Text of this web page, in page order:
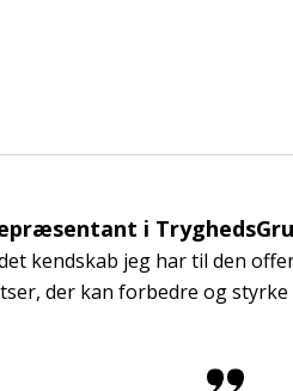
i
kendskab jeg har til den
der kan forbedre og